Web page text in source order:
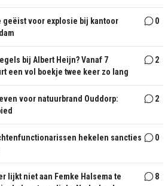
voor explosie bij kantoor
0
bij Albert Heijn? Vanaf 7
een vol boekje twee keer zo lang
2
voor natuurbrand Ouddorp:
2
hekelen sancties
0
lijkt niet aan Femke Halsema te
8